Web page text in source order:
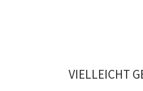
VIELLEICHT